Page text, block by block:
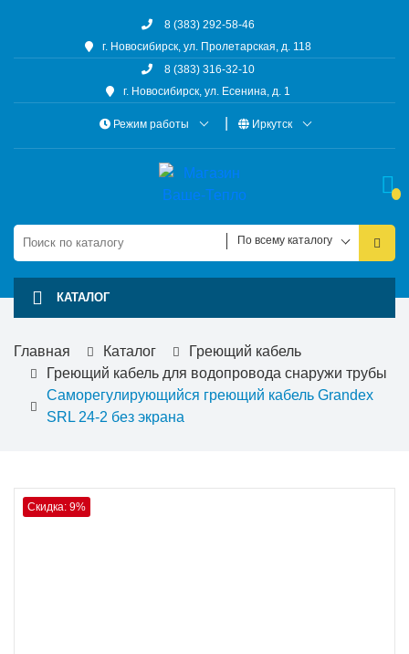
8 (383) 292-58-46
г. Новосибирск, ул. Пролетарская, д. 118
8 (383) 316-32-10
г. Новосибирск, ул. Есенина, д. 1
Режим работы Иркутск
По всему каталогу
КАТАЛОГ
Главная Каталог
Греющий кабель
Греющий кабель для водопровода снаружи трубы
Саморегулирующийся греющий кабель Grandex
SRL 24-2 без экрана
Скидка: 9%